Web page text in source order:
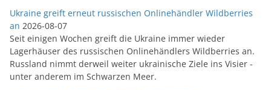
Ukraine greift erneut russischen Onlinehändler Wildberries
an 2026-08-07
Seit einigen Wochen greift die Ukraine immer wieder
Lagerhäuser des russischen Onlinehändlers Wildberries an.
Russland nimmt derweil weiter ukrainische Ziele ins Visier -
unter anderem im Schwarzen Meer.